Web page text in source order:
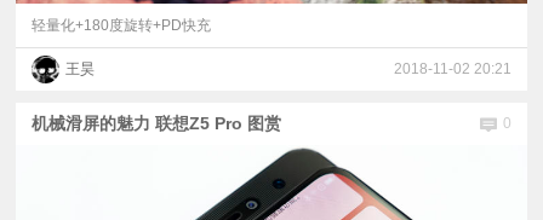
轻量化+180度旋转+PD快充
王昊 2018-11-02 20:21
机械滑屏的魅力 联想Z5 Pro 图赏 0